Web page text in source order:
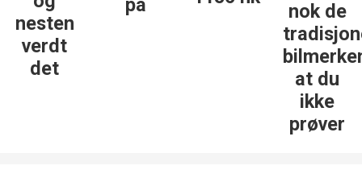
nesten
verdt
det
på
nok de
at du
ikke
prøver